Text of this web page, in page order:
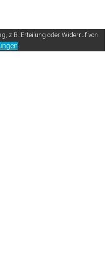
z.B. Erteilung oder Widerruf von